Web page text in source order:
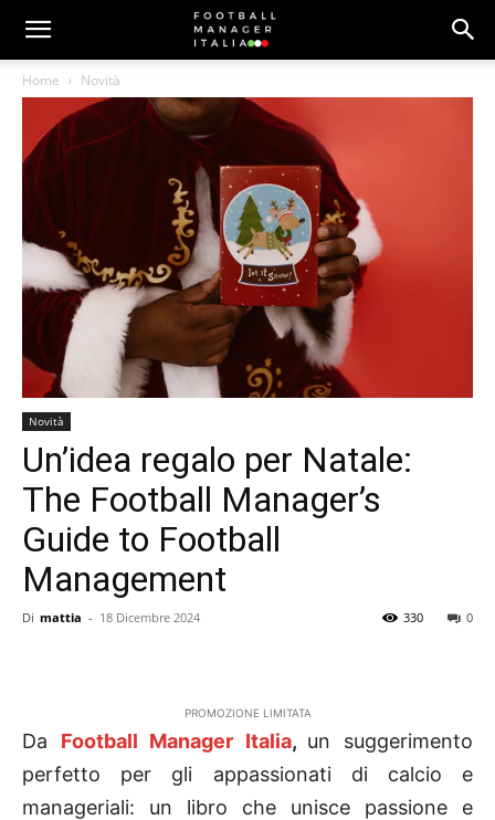
Home Novità
Novità
Un’idea regalo per Natale:
The Football Manager’s
Guide to Football
Management
Di mattia - 18 Dicembre 2024 0
330
PROMOZIONE LIMITATA
Da Football Manager Italia, un suggerimento
perfetto per gli appassionati di calcio e
manageriali: un libro che unisce passione e